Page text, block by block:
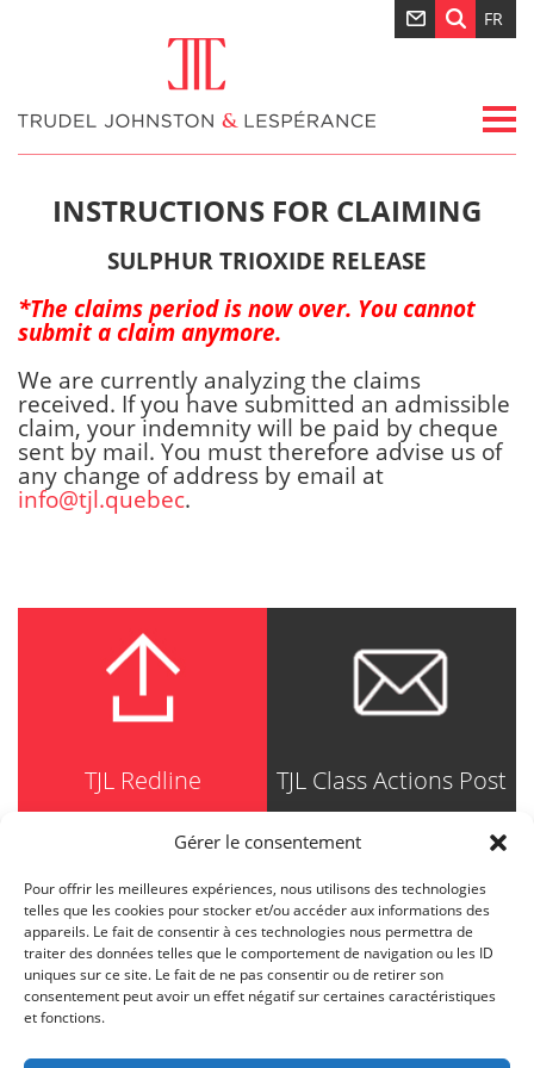
Gérer le consentement
Pour offrir les meilleures expériences, nous utilisons des technologies
telles que les cookies pour stocker et/ou accéder aux informations des
appareils. Le fait de consentir à ces technologies nous permettra de
traiter des données telles que le comportement de navigation ou les ID
uniques sur ce site. Le fait de ne pas consentir ou de retirer son
consentement peut avoir un effet négatif sur certaines caractéristiques
et fonctions.
FR
INSTRUCTIONS FOR CLAIMING
SULPHUR TRIOXIDE RELEASE
*The claims period is now over. You cannot
submit a claim anymore.
We are currently analyzing the claims
received. If you have submitted an admissible
claim, your indemnity will be paid by cheque
sent by mail. You must therefore advise us of
any change of address by email at
info@tjl.quebec.
TJL Redline TJL Class Actions Post
TRUDEL JOHNSTON & LESPÉRANCE
Avocats / Barristers & Solicitors
750, Côte de la Place d'Armes, Suite 90
Montréal (Quebec) H2Y 2X8
T514 871-8385
1-844-588-8385
info@tjl.quebec